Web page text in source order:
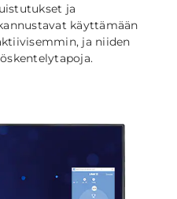
ja
käyttämään
ja niiden